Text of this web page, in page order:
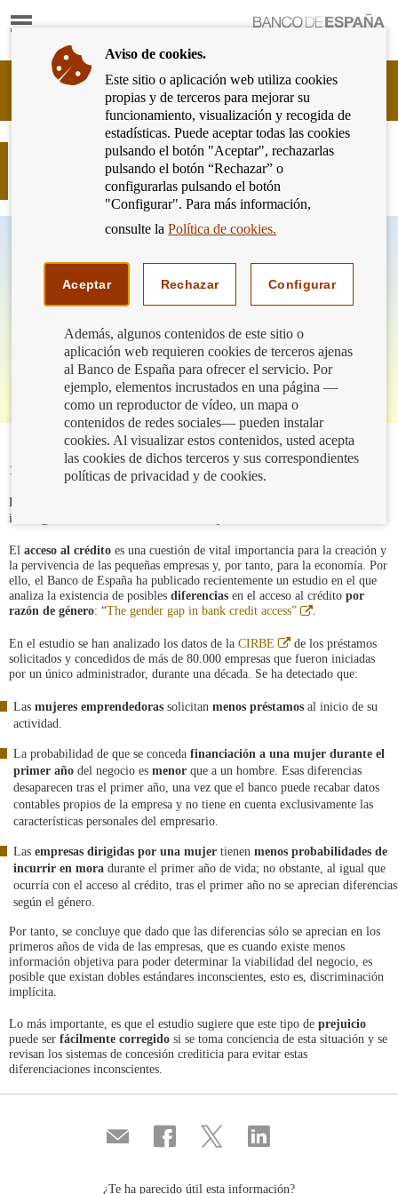
Mostrar
Ir
página
de
inicio
del
Banco
de
España
Cliente
Bancario
Banco
España
Eurosistema,
Diferencia de género en el acceso al
11/02/2020
Entre las
investigaciones de la situación financiera y económica.
El acceso al crédito es una cuestión de vital importancia para la creación y
la pervivencia de las pequeñas empresas y, por tanto, para la economía. Por
ello, el Banco de España ha publicado recientemente un estudio en el que
analiza la existencia de posibles diferencias en el acceso al crédito por
razón de género: “The gender gap in bank credit access”
Abre
nueva
En el estudio se han analizado los datos de la CIRBE
Abre
en
ventana
nueva
de los préstamos
solicitados y concedidos de más de 80.000 empresas que fueron iniciadas
por un único administrador, durante una década. Se ha detectado que:
Las mujeres emprendedoras solicitan menos préstamos al inicio de su
actividad.
La probabilidad de que se conceda financiación a una mujer durante el
primer año del negocio es menor que a un hombre. Esas diferencias
desaparecen tras el primer año, una vez que el banco puede recabar datos
contables propios de la empresa y no tiene en cuenta exclusivamente las
características personales del empresario.
Las empresas dirigidas por una mujer tienen menos probabilidades de
incurrir en mora durante el primer año de vida; no obstante, al igual que
ocurría con el acceso al crédito, tras el primer año no se aprecian diferencias
según el género.
Por tanto, se concluye que dado que las diferencias sólo se aprecian en los
primeros años de vida de las empresas, que es cuando existe menos
información objetiva para poder determinar la viabilidad del negocio, es
posible que existan dobles estándares inconscientes, esto es, discriminación
implícita.
Lo más importante, es que el estudio sugiere que este tipo de prejuicio
puede ser fácilmente corregido si se toma conciencia de esta situación y se
revisan los sistemas de concesión crediticia para evitar estas
diferenciaciones inconscientes.
Compartir
por
Compartir
en
Compartir
en
Compartir
en
¿Te ha parecido útil esta información?
Aviso de cookies.
Este sitio o aplicación web utiliza cookies
propias y de terceros para mejorar su
funcionamiento, visualización y recogida de
estadísticas. Puede aceptar todas las cookies
pulsando el botón "Aceptar", rechazarlas
pulsando el botón “Rechazar” o
configurarlas pulsando el botón
"Configurar". Para más información,
consulte laPolítica de cookies.
Aceptar Rechazar Configurar
Además, algunos contenidos de este sitio o
aplicación web requieren cookies de terceros ajenas
al Banco de España para ofrecer el servicio. Por
ejemplo, elementos incrustados en una página —
como un reproductor de vídeo, un mapa o
contenidos de redes sociales— pueden instalar
cookies. Al visualizar estos contenidos, usted acepta
las cookies de dichos terceros y sus correspondientes
políticas de privacidad y de cookies.